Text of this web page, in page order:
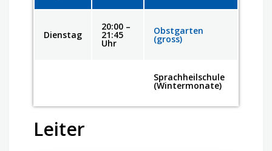
Dienstag
20:00 –
21:45
Uhr
Obstgarten
(gross)
Sprachheilschule
(Wintermonate)
Leiter